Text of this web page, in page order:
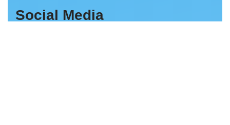
Social Media